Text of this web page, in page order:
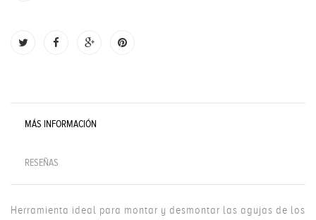
MÁS INFORMACIÓN
RESEÑAS
Herramienta ideal para montar y desmontar las agujas de los